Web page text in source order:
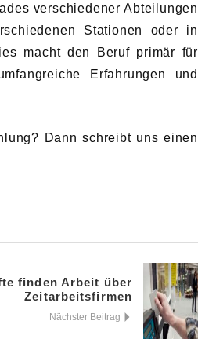
verschiedener Abteilungen
Stationen oder in
macht den Beruf primär für
Erfahrungen und
Dann schreibt uns einen
finden Arbeit über
Zeitarbeitsfirmen
Nächster Beitrag